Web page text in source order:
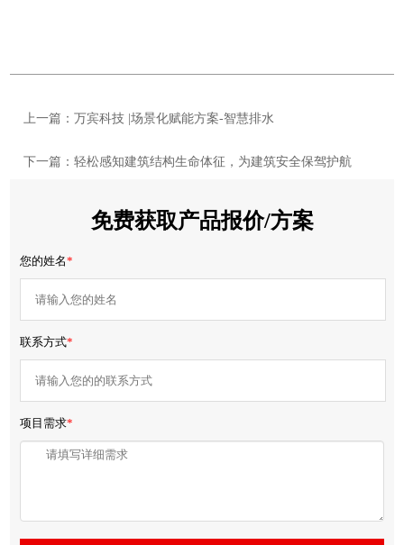
上一篇：万宾科技 |场景化赋能方案-智慧排水
下一篇：轻松感知建筑结构生命体征，为建筑安全保驾护航
免费获取产品报价/方案
您的姓名*
联系方式*
项目需求*